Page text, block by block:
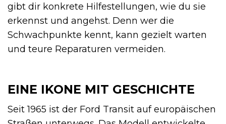
gibt dir konkrete Hilfestellungen, wie du sie
erkennst und angehst. Denn wer die
Schwachpunkte kennt, kann gezielt warten
und teure Reparaturen vermeiden.
EINE IKONE MIT GESCHICHTE
Seit 1965 ist der Ford Transit auf europäischen